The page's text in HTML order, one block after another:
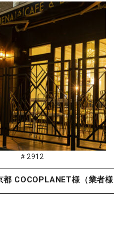
＃2912
COCOPLANET様（業者様